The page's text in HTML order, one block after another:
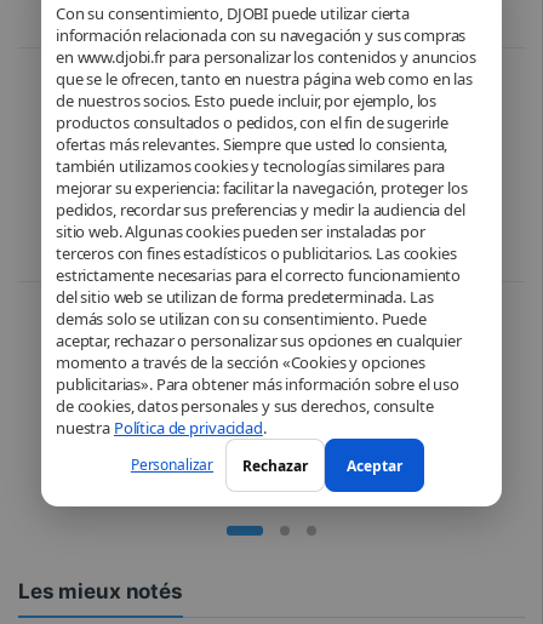
Con su consentimiento, DJOBI puede utilizar cierta
información relacionada con su navegación y sus compras
en www.djobi.fr para personalizar los contenidos y anuncios
que se le ofrecen, tanto en nuestra página web como en las
de nuestros socios. Esto puede incluir, por ejemplo, los
productos consultados o pedidos, con el fin de sugerirle
ofertas más relevantes. Siempre que usted lo consienta,
también utilizamos cookies y tecnologías similares para
mejorar su experiencia: facilitar la navegación, proteger los
pedidos, recordar sus preferencias y medir la audiencia del
sitio web. Algunas cookies pueden ser instaladas por
terceros con fines estadísticos o publicitarios. Las cookies
estrictamente necesarias para el correcto funcionamiento
del sitio web se utilizan de forma predeterminada. Las
demás solo se utilizan con su consentimiento. Puede
aceptar, rechazar o personalizar sus opciones en cualquier
momento a través de la sección «Cookies y opciones
publicitarias». Para obtener más información sobre el uso
de cookies, datos personales y sus derechos, consulte
nuestra Política de privacidad.
Personalizar Rechazar Aceptar
Oficina ,Informática,Ordenadores,
Preensamblado
HP M02HP OmniDesk -0018nf –
Intel® Core™ i7 14700 – Intel® UHD
– 16 Go DDR5 – SSD 1 To –
Windows 11 Famille
949,90 €
Informática,Ordenadores,
portátil,Portátiles
PC portable – Lenovo IdeaPad 1 –
15AMN7 – Windows 11 Home –
15,6″ FHD – AMD Ryzen 3 7320U
– AMD Radeon 610M Graphics –
Gris
549,99
Les mieux notés